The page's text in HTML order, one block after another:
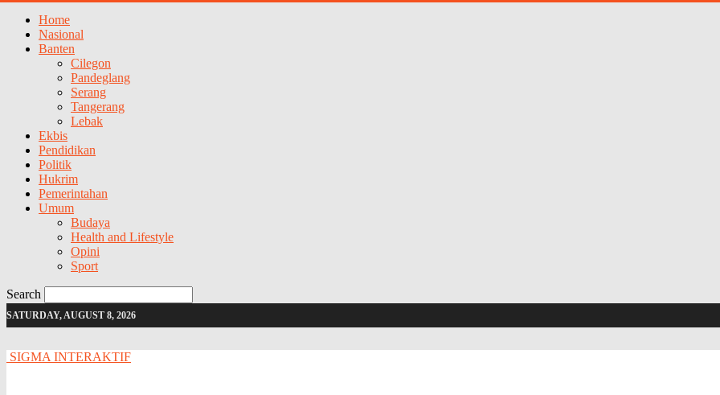
Home
Nasional
Banten
Cilegon
Pandeglang
Serang
Tangerang
Lebak
Ekbis
Pendidikan
Politik
Hukrim
Pemerintahan
Umum
Budaya
Health and Lifestyle
Opini
Sport
Search
SATURDAY, AUGUST 8, 2026
SIGMA INTERAKTIF